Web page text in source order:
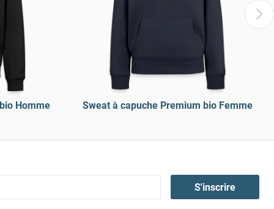
Homme Sweat à capuche Premium bio Femme
S'inscrire